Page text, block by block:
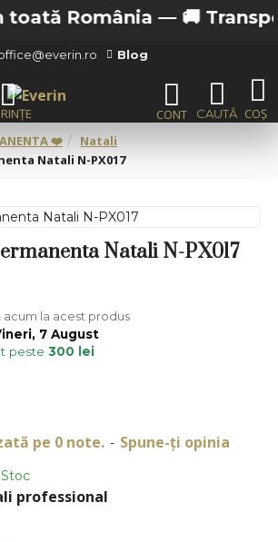
România — 🚚
Blog
❤️
Natali
Natali N-PX017
Natali N-PX017
professional
pe 0 note. - Spune-ţi opinia
acum la acest produs
7 August
peste 300 lei